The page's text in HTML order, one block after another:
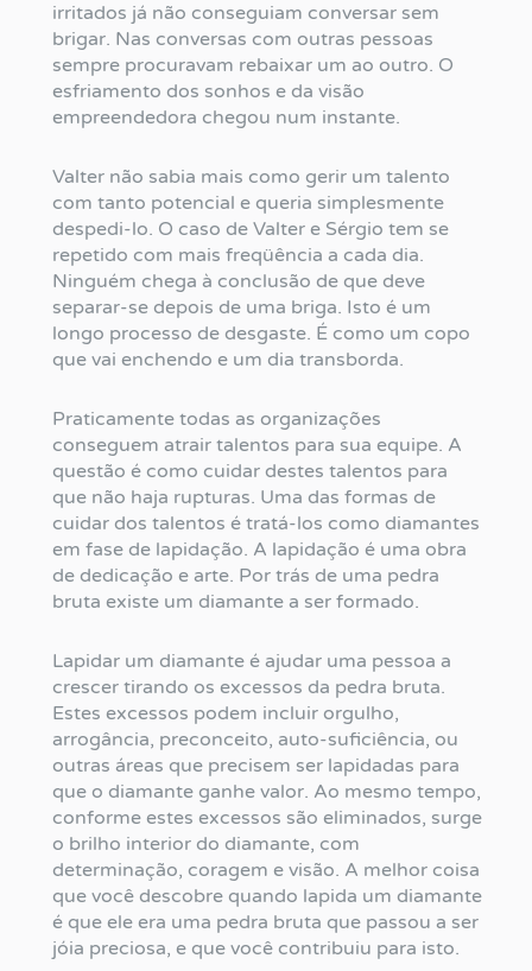
irritados já não conseguiam conversar sem
brigar. Nas conversas com outras pessoas
sempre procuravam rebaixar um ao outro. O
esfriamento dos sonhos e da visão
empreendedora chegou num instante.
Valter não sabia mais como gerir um talento
com tanto potencial e queria simplesmente
despedi-lo. O caso de Valter e Sérgio tem se
repetido com mais freqüência a cada dia.
Ninguém chega à conclusão de que deve
separar-se depois de uma briga. Isto é um
longo processo de desgaste. É como um copo
que vai enchendo e um dia transborda.
Praticamente todas as organizações
conseguem atrair talentos para sua equipe. A
questão é como cuidar destes talentos para
que não haja rupturas. Uma das formas de
cuidar dos talentos é tratá-los como diamantes
em fase de lapidação. A lapidação é uma obra
de dedicação e arte. Por trás de uma pedra
bruta existe um diamante a ser formado.
Lapidar um diamante é ajudar uma pessoa a
crescer tirando os excessos da pedra bruta.
Estes excessos podem incluir orgulho,
arrogância, preconceito, auto-suficiência, ou
outras áreas que precisem ser lapidadas para
que o diamante ganhe valor. Ao mesmo tempo,
conforme estes excessos são eliminados, surge
o brilho interior do diamante, com
determinação, coragem e visão. A melhor coisa
que você descobre quando lapida um diamante
é que ele era uma pedra bruta que passou a ser
jóia preciosa, e que você contribuiu para isto.